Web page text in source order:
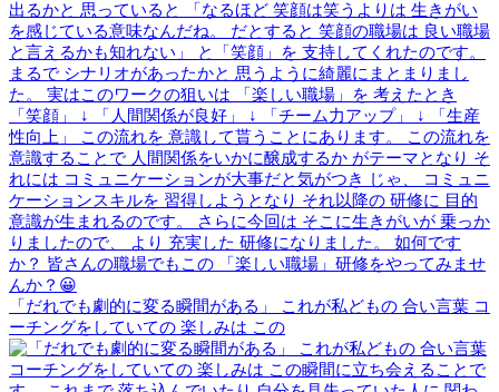
「だれでも劇的に変る瞬間がある」 これが私どもの 合い言葉 コ
ーチングをしていての 楽しみは この